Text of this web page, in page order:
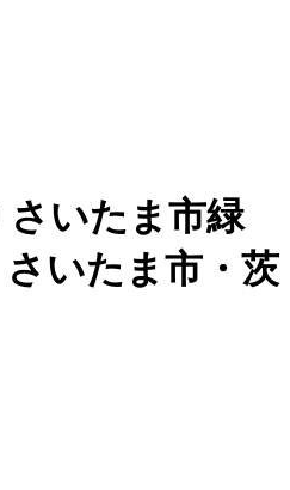
さいたま市緑
いたま市・茨